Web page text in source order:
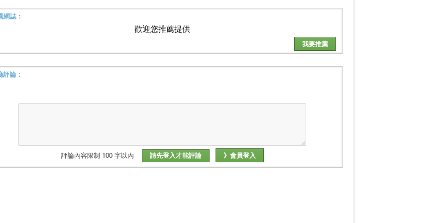
網誌：
歡迎您推薦提供
我要推薦
評論：
評論內容限制 100 字以內 》會員登入